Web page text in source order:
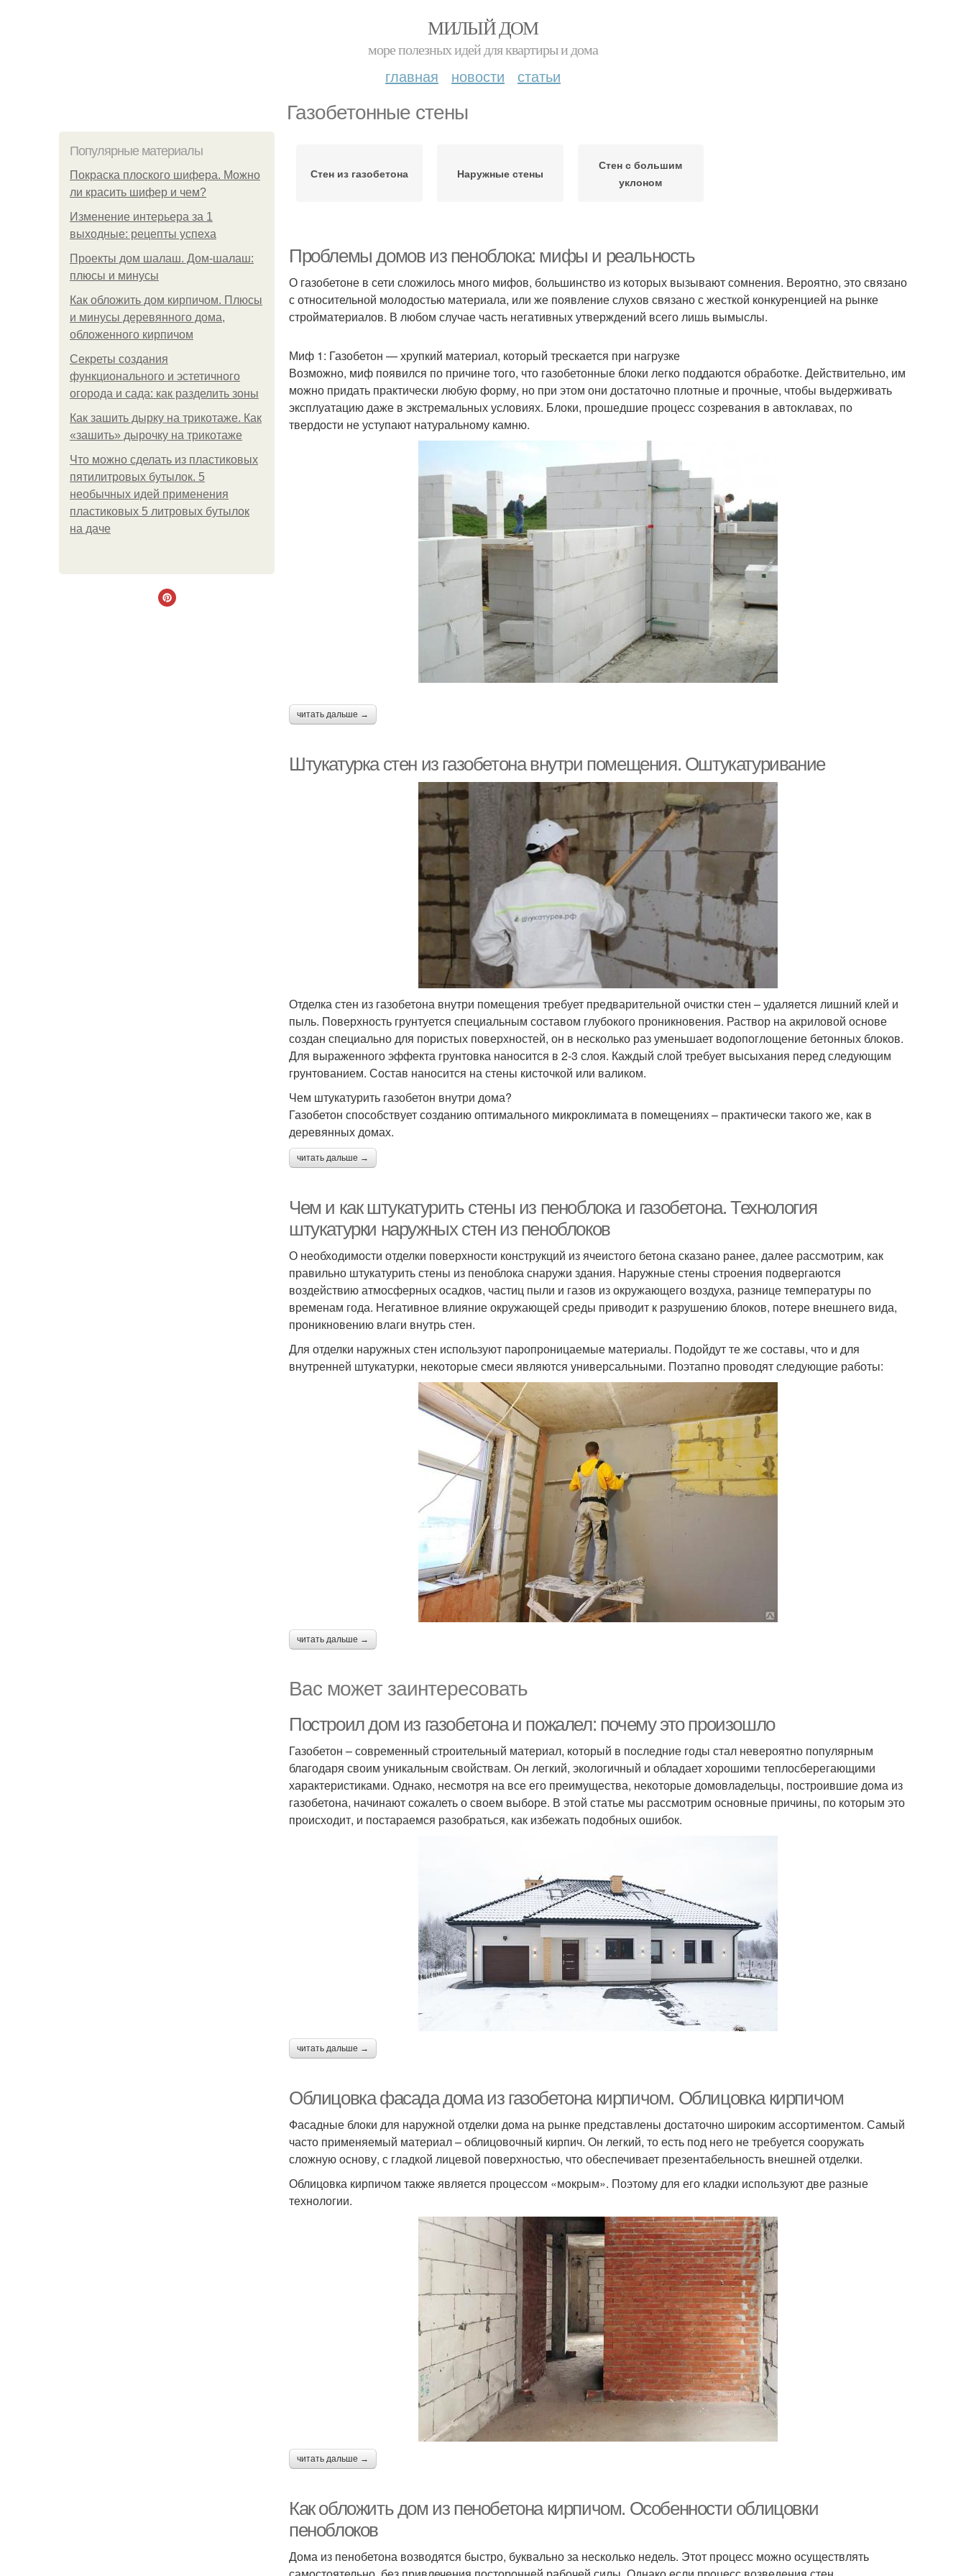
МИЛЫЙ ДОМ
море полезных идей для квартиры и дома
главная новости статьи
Газобетонные стены
Популярные материалы
Покраска плоского шифера. Можно
ли красить шифер и чем?
Изменение интерьера за 1
выходные: рецепты успеха
Проекты дом шалаш. Дом-шалаш:
плюсы и минусы
Как обложить дом кирпичом. Плюсы
и минусы деревянного дома,
обложенного кирпичом
Секреты создания
функционального и эстетичного
огорода и сада: как разделить зоны
Как зашить дырку на трикотаже. Как
«зашить» дырочку на трикотаже
Что можно сделать из пластиковых
пятилитровых бутылок. 5
необычных идей применения
пластиковых 5 литровых бутылок
на даче
Стен из газобетона Наружные стены
Стен с большим
уклоном
Проблемы домов из пеноблока: мифы и реальность
О газобетоне в сети сложилось много мифов, большинство из которых вызывают сомнения. Вероятно, это связано
с относительной молодостью материала, или же появление слухов связано с жесткой конкуренцией на рынке
стройматериалов. В любом случае часть негативных утверждений всего лишь вымыслы.
Миф 1: Газобетон — хрупкий материал, который трескается при нагрузке
Возможно, миф появился по причине того, что газобетонные блоки легко поддаются обработке. Действительно, им
можно придать практически любую форму, но при этом они достаточно плотные и прочные, чтобы выдерживать
эксплуатацию даже в экстремальных условиях. Блоки, прошедшие процесс созревания в автоклавах, по
твердости не уступают натуральному камню.
читать дальше →
Штукатурка стен из газобетона внутри помещения. Оштукатуривание
Отделка стен из газобетона внутри помещения требует предварительной очистки стен – удаляется лишний клей и
пыль. Поверхность грунтуется специальным составом глубокого проникновения. Раствор на акриловой основе
создан специально для пористых поверхностей, он в несколько раз уменьшает водопоглощение бетонных блоков.
Для выраженного эффекта грунтовка наносится в 2-3 слоя. Каждый слой требует высыхания перед следующим
грунтованием. Состав наносится на стены кисточкой или валиком.
Чем штукатурить газобетон внутри дома?
Газобетон способствует созданию оптимального микроклимата в помещениях – практически такого же, как в
деревянных домах.
читать дальше →
Чем и как штукатурить стены из пеноблока и газобетона. Технология
штукатурки наружных стен из пеноблоков
О необходимости отделки поверхности конструкций из ячеистого бетона сказано ранее, далее рассмотрим, как
правильно штукатурить стены из пеноблока снаружи здания. Наружные стены строения подвергаются
воздействию атмосферных осадков, частиц пыли и газов из окружающего воздуха, разнице температуры по
временам года. Негативное влияние окружающей среды приводит к разрушению блоков, потере внешнего вида,
проникновению влаги внутрь стен.
Для отделки наружных стен используют паропроницаемые материалы. Подойдут те же составы, что и для
внутренней штукатурки, некоторые смеси являются универсальными. Поэтапно проводят следующие работы:
читать дальше →
Вас может заинтересовать
Построил дом из газобетона и пожалел: почему это произошло
Газобетон – современный строительный материал, который в последние годы стал невероятно популярным
благодаря своим уникальным свойствам. Он легкий, экологичный и обладает хорошими теплосберегающими
характеристиками. Однако, несмотря на все его преимущества, некоторые домовладельцы, построившие дома из
газобетона, начинают сожалеть о своем выборе. В этой статье мы рассмотрим основные причины, по которым это
происходит, и постараемся разобраться, как избежать подобных ошибок.
читать дальше →
Облицовка фасада дома из газобетона кирпичом. Облицовка кирпичом
Фасадные блоки для наружной отделки дома на рынке представлены достаточно широким ассортиментом. Самый
часто применяемый материал – облицовочный кирпич. Он легкий, то есть под него не требуется сооружать
сложную основу, с гладкой лицевой поверхностью, что обеспечивает презентабельность внешней отделки.
Облицовка кирпичом также является процессом «мокрым». Поэтому для его кладки используют две разные
технологии.
читать дальше →
Как обложить дом из пенобетона кирпичом. Особенности облицовки
пеноблоков
Дома из пенобетона возводятся быстро, буквально за несколько недель. Этот процесс можно осуществлять